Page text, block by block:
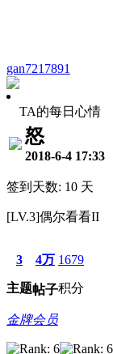
gan7217891
TA的每日心情
怒
2018-6-4 17:33
签到天数: 10 天
[LV.3]偶尔看看II
3
主题
4万
帖子
1679
积分
金牌会员